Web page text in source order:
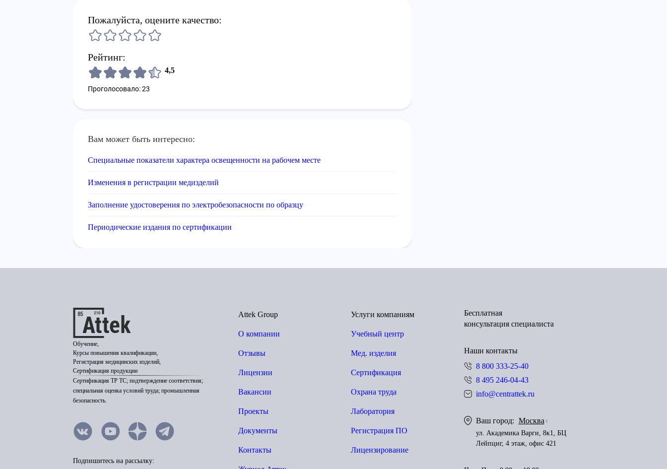
Пожалуйста, оцените качество:
Рейтинг:
4,5
Проголосовало: 23
Вам может быть интересно:
Специальные показатели характера освещенности на рабочем месте
Изменения в регистрации медизделий
Заполнение удостоверения по электробезопасности по образцу
Периодические издания по сертификации
Обучение,
Курсы повышения квалификации,
Регистрация медицинских изделий,
Сертификация продукции
Сертификация ТР ТС; подтверждение соответствия;
специальная оценка условий труда; промышленная
безопасность.
Подпишитесь на рассылку:
Attek Group
О компании
Отзывы
Лицензии
Вакансии
Проекты
Документы
Контакты
Услуги компаниям
Учебный центр
Мед. изделия
Сертификация
Охрана труда
Лаборатория
Регистрация ПО
Лицензирование
Бесплатная
консультация специалиста
Наши контакты
8 800 333-25-40
8 495 246-04-43
info@centrattek.ru
Ваш город: Москва
ул. Академика Варги, 8к1, БЦ
Лейпциг, 4 этаж, офис 421